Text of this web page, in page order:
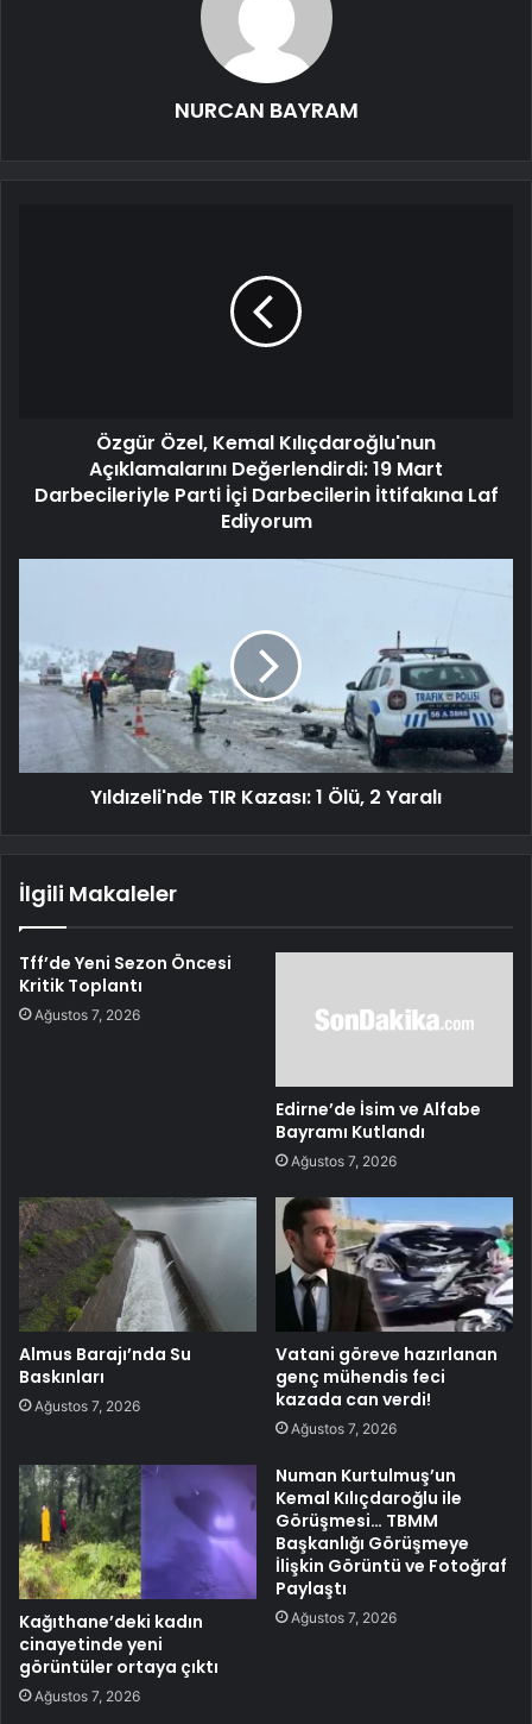
NURCAN BAYRAM
Özgür Özel, Kemal Kılıçdaroğlu'nun
Açıklamalarını Değerlendirdi: 19 Mart
Darbecileriyle Parti İçi Darbecilerin İttifakına Laf
Ediyorum
Yıldızeli'nde TIR Kazası: 1 Ölü, 2 Yaralı
İlgili Makaleler
Tff’de Yeni Sezon Öncesi
Kritik Toplantı
Ağustos 7, 2026
Edirne’de İsim ve Alfabe
Bayramı Kutlandı
Ağustos 7, 2026
Almus Barajı’nda Su
Baskınları
Ağustos 7, 2026
Vatani göreve hazırlanan
genç mühendis feci
kazada can verdi!
Ağustos 7, 2026
Kağıthane’deki kadın
cinayetinde yeni
görüntüler ortaya çıktı
Ağustos 7, 2026
Numan Kurtulmuş’un
Kemal Kılıçdaroğlu ile
Görüşmesi… TBMM
Başkanlığı Görüşmeye
İlişkin Görüntü ve Fotoğraf
Paylaştı
Ağustos 7, 2026